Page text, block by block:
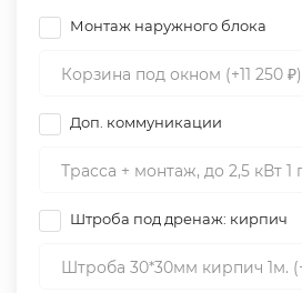
Монтаж наружного блока
Доп. коммуникации
Штроба под дренаж: кирпич